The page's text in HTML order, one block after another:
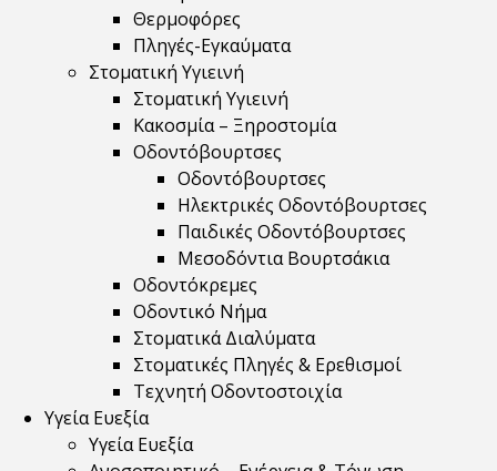
Θερμοφόρες
Πληγές-Εγκαύματα
Στοματική Υγιεινή
Στοματική Υγιεινή
Κακοσμία – Ξηροστομία
Οδοντόβουρτσες
Οδοντόβουρτσες
Ηλεκτρικές Οδοντόβουρτσες
Παιδικές Οδοντόβουρτσες
Μεσοδόντια Βουρτσάκια
Οδοντόκρεμες
Οδοντικό Νήμα
Στοματικά Διαλύματα
Στοματικές Πληγές & Ερεθισμοί
Τεχνητή Οδοντοστοιχία
Υγεία Ευεξία
Υγεία Ευεξία